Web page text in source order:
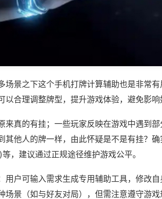
场景之下这个手机打牌计算辅助也是非常
以合理调整牌型，提升游戏体验，避免影响
来真的有挂；一些玩家反映在游戏中遇到部
其他人的牌一样，由此怀疑是不是有挂？
，建议通过正规途径维护游戏公平。
用户可输入需求生成专用辅助工具，修改
场景（如与好友对局），但需注意遵守游戏